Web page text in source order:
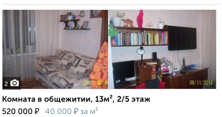
2
Комната в общежитии, 13м², 2/5 этаж
520 000 ₽ 40 000 ₽ за м²